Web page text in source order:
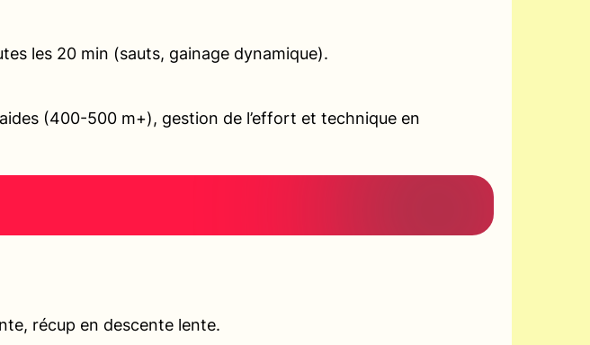
les 20 min (sauts, gainage dynamique).
(400-500 m+), gestion de l’effort et technique en
récup en descente lente.